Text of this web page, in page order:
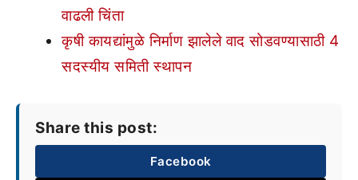
वाढली चिंता
कृषी कायद्यांमुळे निर्माण झालेले वाद सोडवण्यासाठी 4
सदस्यीय समिती स्थापन
Share this post:
Facebook